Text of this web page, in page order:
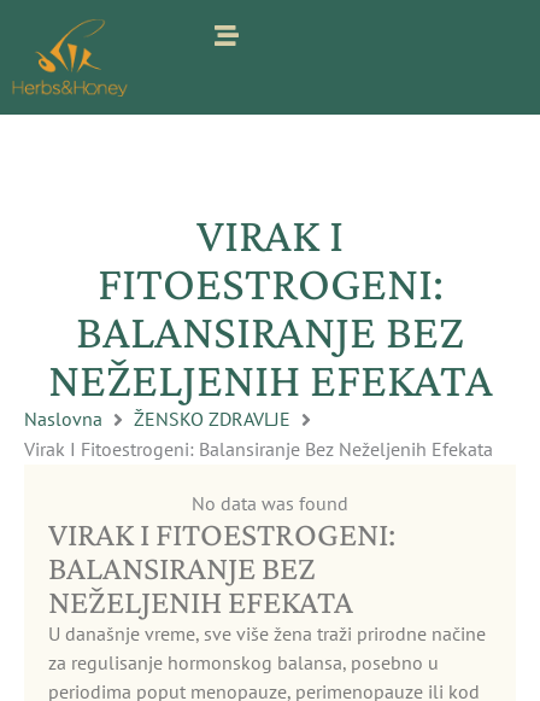
sadržaj
VIRAK I
FITOESTROGENI:
BALANSIRANJE BEZ
NEŽELJENIH EFEKATA
Naslovna
ŽENSKO ZDRAVLJE
Virak I Fitoestrogeni: Balansiranje Bez Neželjenih Efekata
No data was found
VIRAK I FITOESTROGENI:
BALANSIRANJE BEZ
NEŽELJENIH EFEKATA
U današnje vreme, sve više žena traži prirodne načine
za regulisanje hormonskog balansa, posebno u
periodima poput menopauze, perimenopauze ili kod